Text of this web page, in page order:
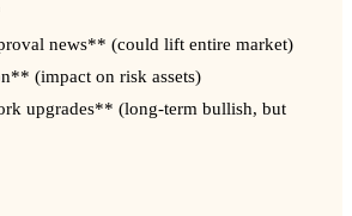
news** (could lift entire market)
(impact on risk assets)
upgrades** (long-term bullish, but